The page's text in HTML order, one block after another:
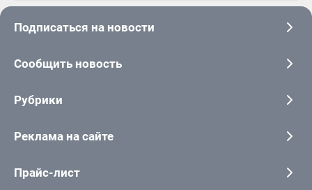
Подписаться на новости
Сообщить новость
Рубрики
Реклама на сайте
Прайс-лист